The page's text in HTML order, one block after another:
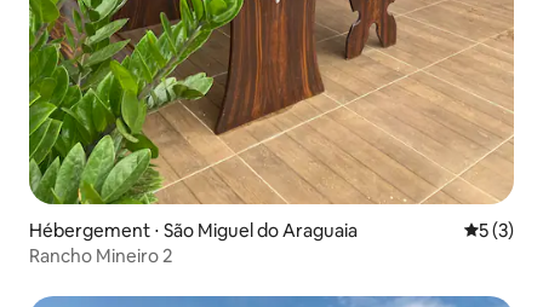
Hébergement ⋅ São Miguel do Araguaia
5 (3)
Rancho Mineiro 2